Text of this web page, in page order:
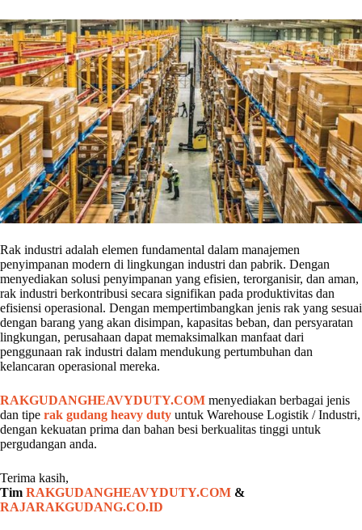
Rak industri adalah elemen fundamental dalam manajemen
penyimpanan modern di lingkungan industri dan pabrik. Dengan
menyediakan solusi penyimpanan yang efisien, terorganisir, dan aman,
rak industri berkontribusi secara signifikan pada produktivitas dan
efisiensi operasional. Dengan mempertimbangkan jenis rak yang sesuai
dengan barang yang akan disimpan, kapasitas beban, dan persyaratan
lingkungan, perusahaan dapat memaksimalkan manfaat dari
penggunaan rak industri dalam mendukung pertumbuhan dan
kelancaran operasional mereka.
RAKGUDANGHEAVYDUTY.COM menyediakan berbagai jenis
dan tipe rak gudang heavy duty untuk Warehouse Logistik / Industri,
dengan kekuatan prima dan bahan besi berkualitas tinggi untuk
pergudangan anda.
Terima kasih,
Tim RAKGUDANGHEAVYDUTY.COM &
RAJARAKGUDANG.CO.ID